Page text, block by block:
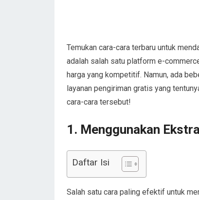
Temukan cara-cara terbaru untuk
adalah salah satu platform e-
harga yang kompetitif. Namun, ada
layanan pengiriman gratis yang
cara-cara tersebut!
1. Menggunakan
Daftar Isi
Salah satu cara paling efektif untuk